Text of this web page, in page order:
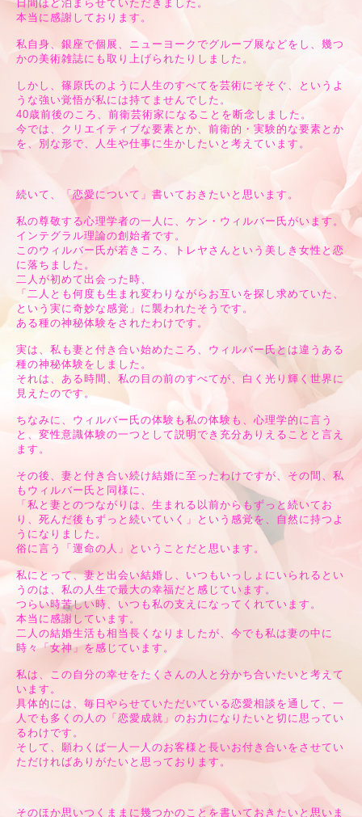
日間ほど泊まらせていただきました。
本当に感謝しております。
私自身、銀座で個展、ニューヨークでグループ展などをし、幾つ
かの美術雑誌にも取り上げられたりしました。
しかし、篠原氏のように人生のすべてを芸術にそそぐ、というよ
うな強い覚悟が私には持てませんでした。
40歳前後のころ、前衛芸術家になることを断念しました。
今では、クリエイティブな要素とか、前衛的・実験的な要素とか
を、別な形で、人生や仕事に生かしたいと考えています。
続いて、「恋愛について」書いておきたいと思います。
私の尊敬する心理学者の一人に、ケン・ウィルバー氏がいます。
インテグラル理論の創始者です。
このウィルバー氏が若きころ、トレヤさんという美しき女性と恋
に落ちました。
二人が初めて出会った時、
「二人とも何度も生まれ変わりながらお互いを探し求めていた、
という実に奇妙な感覚」に襲われたそうです。
ある種の神秘体験をされたわけです。
実は、私も妻と付き合い始めたころ、ウィルバー氏とは違うある
種の神秘体験をしました。
それは、ある時間、私の目の前のすべてが、白く光り輝く世界に
見えたのです。
ちなみに、ウィルバー氏の体験も私の体験も、心理学的に言う
と、変性意識体験の一つとして説明でき充分ありえることと言え
ます。
その後、妻と付き合い続け結婚に至ったわけですが、その間、私
もウィルバー氏と同様に、
「私と妻とのつながりは、生まれる以前からもずっと続いてお
り、死んだ後もずっと続いていく」という感覚を、自然に持つよ
うになりました。
俗に言う「運命の人」ということだと思います。
私にとって、妻と出会い結婚し、いつもいっしょにいられるとい
うのは、私の人生で最大の幸福だと感じています。
つらい時苦しい時、いつも私の支えになってくれています。
本当に感謝しています。
二人の結婚生活も相当長くなりましたが、今でも私は妻の中に
時々「女神」を感じています。
私は、この自分の幸せをたくさんの人と分かち合いたいと考えて
います。
具体的には、毎日やらせていただいている恋愛相談を通して、一
人でも多くの人の「恋愛成就」のお力になりたいと切に思ってい
るわけです。
そして、願わくば一人一人のお客様と長いお付き合いをさせてい
ただければありがたいと思っております。
そのほか思いつくままに幾つかのことを書いておきたいと思いま